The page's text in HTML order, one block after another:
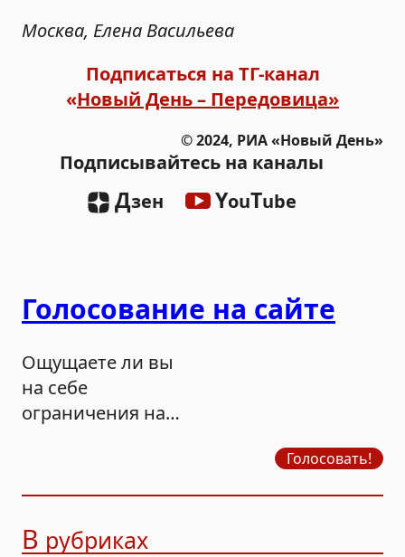
Москва, Елена Васильева
Подписаться на ТГ-канал
«Новый День – Передовица»
© 2024, РИА «Новый День»
Подписывайтесь на каналы
Дзен YouTube
Голосование на сайте
Ощущаете ли вы
на себе
ограничения на
Голосовать!
В рубриках